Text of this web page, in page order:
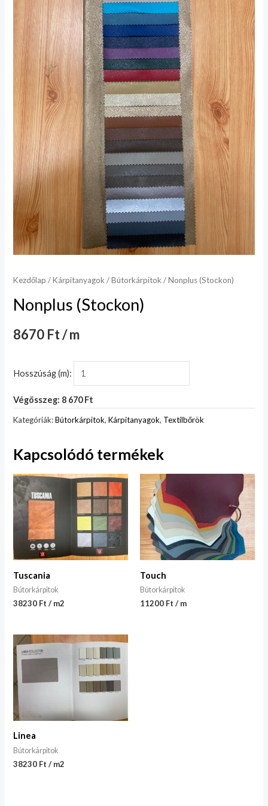
Kezdőlap /Kárpitanyagok /Bútorkárpitok / Nonplus (Stockon)
Nonplus (Stockon)
8670 Ft / m
Hosszúság (m):
Végösszeg: 8 670 Ft
Kategóriák:Bútorkárpitok,Kárpitanyagok, Textilbőrök
Kapcsolódó termékek
Tuscania
Bútorkárpitok
38230 Ft / m2
Touch
Bútorkárpitok
11200 Ft / m
Linea
Bútorkárpitok
38230 Ft / m2